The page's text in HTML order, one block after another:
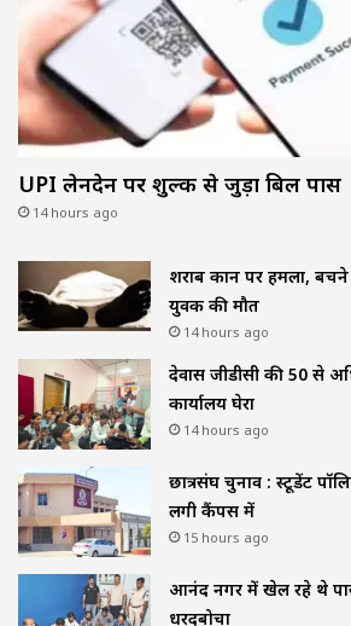
UPI लेनदेन पर शुल्क से जुड़ा बिल पास
14 hours ago
शराब दुकान पर हमला,
युवक की मौत
14 hours ago
देवास जीडीसी की 50 से
कार्यालय घेरा
14 hours ago
छात्रसंघ चुनाव : स्टूडेंट
लगी कैंपस में
15 hours ago
आनंद नगर में खेल रहे थे
धरदबोचा